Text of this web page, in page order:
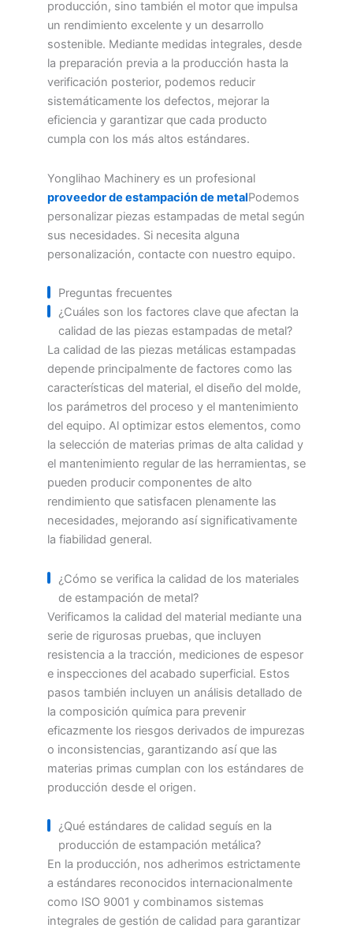
producción, sino también el motor que impulsa
un rendimiento excelente y un desarrollo
sostenible. Mediante medidas integrales, desde
la preparación previa a la producción hasta la
verificación posterior, podemos reducir
sistemáticamente los defectos, mejorar la
eficiencia y garantizar que cada producto
cumpla con los más altos estándares.
Yonglihao Machinery es un profesional
proveedor de estampación de metalPodemos
personalizar piezas estampadas de metal según
sus necesidades. Si necesita alguna
personalización, contacte con nuestro equipo.
Preguntas frecuentes
¿Cuáles son los factores clave que afectan la
calidad de las piezas estampadas de metal?
La calidad de las piezas metálicas estampadas
depende principalmente de factores como las
características del material, el diseño del molde,
los parámetros del proceso y el mantenimiento
del equipo. Al optimizar estos elementos, como
la selección de materias primas de alta calidad y
el mantenimiento regular de las herramientas, se
pueden producir componentes de alto
rendimiento que satisfacen plenamente las
necesidades, mejorando así significativamente
la fiabilidad general.
¿Cómo se verifica la calidad de los materiales
de estampación de metal?
Verificamos la calidad del material mediante una
serie de rigurosas pruebas, que incluyen
resistencia a la tracción, mediciones de espesor
e inspecciones del acabado superficial. Estos
pasos también incluyen un análisis detallado de
la composición química para prevenir
eficazmente los riesgos derivados de impurezas
o inconsistencias, garantizando así que las
materias primas cumplan con los estándares de
producción desde el origen.
¿Qué estándares de calidad seguís en la
producción de estampación metálica?
En la producción, nos adherimos estrictamente
a estándares reconocidos internacionalmente
como ISO 9001 y combinamos sistemas
integrales de gestión de calidad para garantizar